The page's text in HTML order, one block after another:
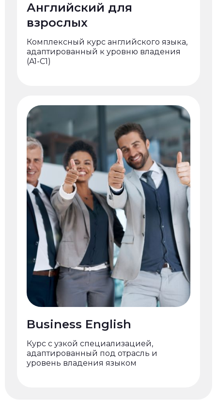
Английский для
взрослых
Комплексный курс английского языка,
адаптированный к уровню владения
(A1-C1)
Business English
Курс с узкой специализацией,
адаптированный под отрасль и
уровень владения языком